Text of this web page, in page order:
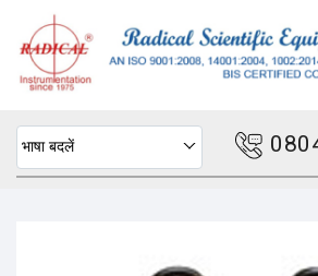
भाषा बदलें